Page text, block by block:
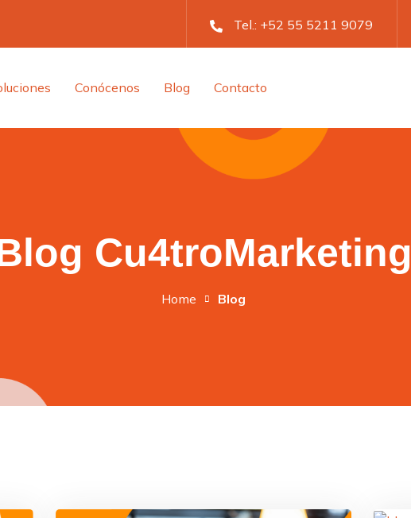
Tel.: +52 55 5211 9079
Conócenos Blog Contacto
Cu4troMarketing
Home Blog